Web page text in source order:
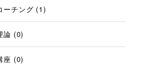
ーチング (1)
論 (0)
座 (0)